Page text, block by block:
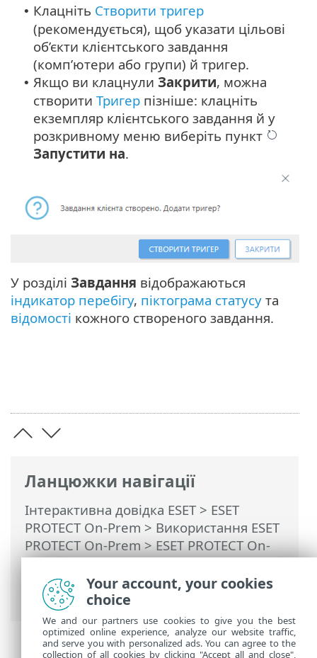
Ланцюжки навігації
Інтерактивна довідка ESET> ESET
PROTECT On-Prem > Використання ESET
PROTECT On-Prem>ESET PROTECT On-
Prem Головне меню>Завдання>
Завдання клієнта> Ізолювати
комп’ютер від мережі
• Клацніть Створити тригер
(рекомендується), щоб указати цільові
об’єкти клієнтського завдання
(комп’ютери або групи) й тригер.
• Якщо ви клацнули Закрити, можна
створити Тригер пізніше: клацніть
екземпляр клієнтського завдання й у
розкривному меню виберіть пункт
Запустити на.
У розділі Завдання відображаються
індикатор перебігу, піктограма статусу та
відомості кожного створеного завдання.
Your account, your cookies
choice
We and our partners use cookies to give you the best
optimized online experience, analyze our website traffic,
and serve you with personalized ads. You can agree to the
collection of all cookies by clicking "Accept all and close",